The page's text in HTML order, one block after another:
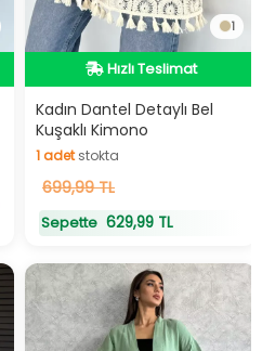
1
Hızlı Teslimat
Hızlı Teslimat
Kadın Dantel Detaylı Bel
Kuşaklı Kimono
1adetstokta
adetstokta
699,99 TL
Sepette 629,99 TL